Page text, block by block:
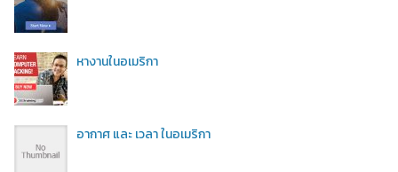
หางานในอเมริกา
อากาศ และ เวลา ในอเมริกา